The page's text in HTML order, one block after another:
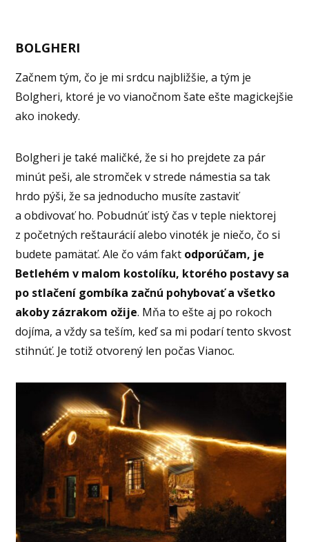
BOLGHERI
Začnem tým, čo je mi srdcu najbližšie, a tým je
Bolgheri, ktoré je vo vianočnom šate ešte magickejšie
ako inokedy.
Bolgheri je také maličké, že si ho prejdete za pár
minút peši, ale stromček v strede námestia sa tak
hrdo pýši, že sa jednoducho musíte zastaviť
a obdivovať ho. Pobudnúť istý čas v teple niektorej
z početných reštaurácií alebo vinoték je niečo, čo si
budete pamätať. Ale čo vám fakt odporúčam, je
Betlehém v malom kostolíku, ktorého postavy sa
po stlačení gombíka začnú pohybovať a všetko
akoby zázrakom ožije. Mňa to ešte aj po rokoch
dojíma, a vždy sa teším, keď sa mi podarí tento skvost
stihnúť. Je totiž otvorený len počas Vianoc.